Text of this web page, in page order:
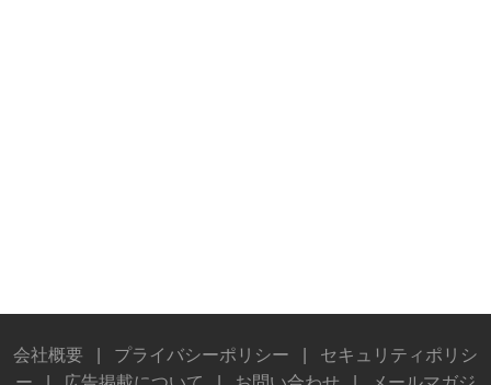
会社概要 プライバシーポリシー
セキュリティポリシ